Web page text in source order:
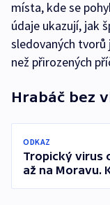
místa, kde se
údaje ukazují, jak
sledovaných tvorů
než přirozených
Hrabáč bez
ODKAZ
Tropický virus
až na Moravu.